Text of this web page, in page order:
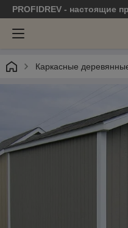
PROFIDREV - настоящие
Каркасные